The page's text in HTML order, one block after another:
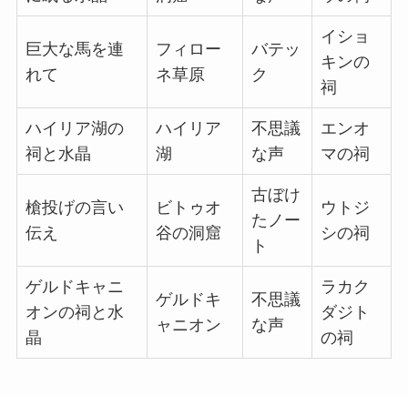
巨大な馬を連
れて
フィロー
ネ草原
バテッ
ク
イショ
キンの
祠
ハイリア湖の
祠と水晶
ハイリア
湖
不思議
な声
エンオ
マの祠
槍投げの言い
伝え
ビトゥオ
谷の洞窟
古ぼけ
たノー
ト
ウトジ
シの祠
ゲルドキャニ
オンの祠と水
晶
ゲルドキ
ャニオン
不思議
な声
ラカク
ダジト
の祠